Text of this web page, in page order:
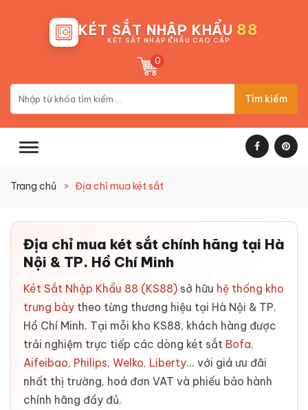
KÉT SẮT NHẬP KHẨU 88
KÉT SẮT NHẬP KHẨU CAO CẤP
0
Tìm kiếm
Trang chủ Địa chỉ mua két sắt
Địa chỉ mua két sắt chính hãng tại Hà
Nội & TP. Hồ Chí Minh
Két Sắt Nhập Khẩu 88 (KS88) sở hữu hệ thống kho
trưng bày theo từng thương hiệu tại Hà Nội & TP.
Hồ Chí Minh. Tại mỗi kho KS88, khách hàng được
trải nghiệm trực tiếp các dòng két sắt Bofa,
Aifeibao, Philips, Welko, Liberty... với giá ưu đãi
nhất thị trường, hoá đơn VAT và phiếu bảo hành
chính hãng đầy đủ.